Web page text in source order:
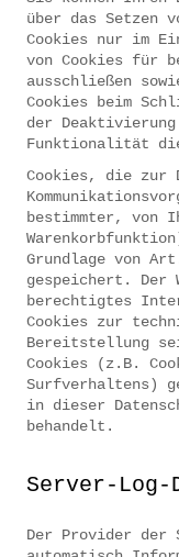
über das Setzen
Cookies nur im
von Cookies für
ausschließen
Cookies beim
der
Funktionalität
Cookies, die zur
bestimmter, von
Grundlage von
gespeichert. Der
berechtigtes
Cookies zur
Bereitstellung
Cookies (z.B.
Surfverhaltens)
in dieser
behandelt.
Server-Log-
Der Provider der